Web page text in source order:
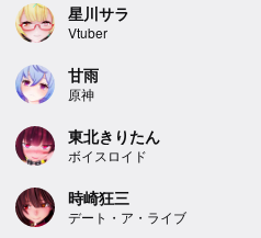
星川サラ
Vtuber
甘雨
原神
東北きりたん
ボイスロイド
時崎狂三
デート・ア・ライブ